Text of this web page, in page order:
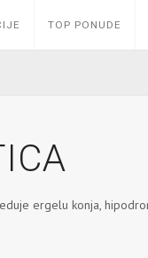
TOP PONUDE
ergelu konja,